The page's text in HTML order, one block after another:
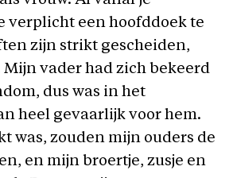
verplicht een hoofddoek te
zijn strikt gescheiden,
Mijn vader had zich bekeerd
dus was in het
heel gevaarlijk voor hem.
was, zouden mijn ouders de
en mijn broertje, zusje en